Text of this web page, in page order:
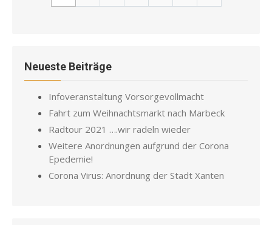
Neueste Beiträge
Infoveranstaltung Vorsorgevollmacht
Fahrt zum Weihnachtsmarkt nach Marbeck
Radtour 2021 ….wir radeln wieder
Weitere Anordnungen aufgrund der Corona
Epedemie!
Corona Virus: Anordnung der Stadt Xanten